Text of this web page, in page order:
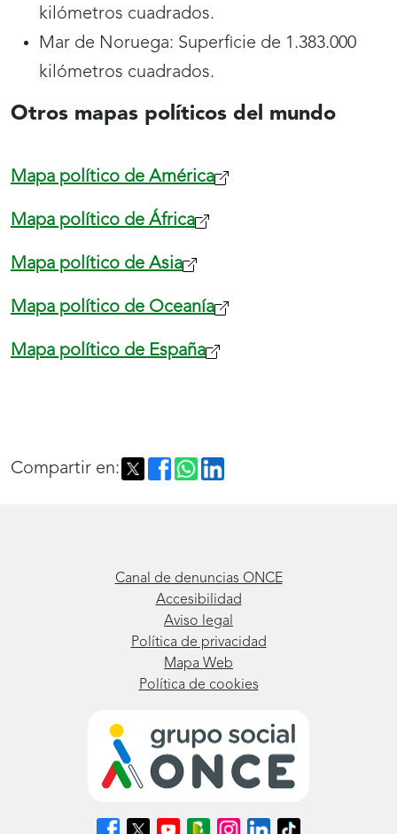
kilómetros cuadrados.
Mar de Noruega: Superficie de 1.383.000
kilómetros cuadrados.
Otros mapas políticos del mundo
Mapa político de América
Mapa político de África
Mapa político de Asia
Mapa político de Oceanía
Mapa político de España
Compartir en:
Canal de denuncias ONCE
Accesibilidad
Aviso legal
Política de privacidad
Mapa Web
Política de cookies
SíguenosSíguenosSíguenosSíguenosSíguenosSíguenosSíguenos